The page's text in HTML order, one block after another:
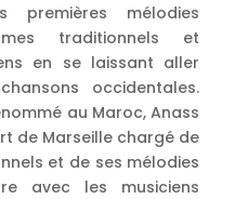
mélodies
traditionnels et
en se laissant aller
occidentales.
au Maroc, Anass
de Marseille chargé de
et de ses mélodies
avec les musiciens